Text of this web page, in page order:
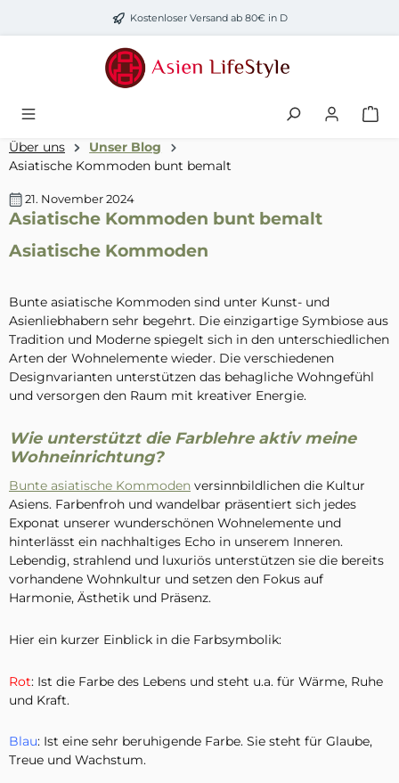
Zum Hauptinhalt springenKostenloser Versand ab 80€ in D
Über uns
Unser Blog
Asiatische Kommoden bunt bemalt
21. November 2024
Asiatische Kommoden bunt bemalt
Asiatische Kommoden
Bunte asiatische Kommoden sind unter Kunst- und
Asienliebhabern sehr begehrt. Die einzigartige Symbiose aus
Tradition und Moderne spiegelt sich in den unterschiedlichen
Arten der Wohnelemente wieder. Die verschiedenen
Designvarianten unterstützen das behagliche Wohngefühl
und versorgen den Raum mit kreativer Energie.
Wie unterstützt die Farblehre aktiv meine
Wohneinrichtung?
Bunte asiatische Kommoden versinnbildlichen die Kultur
Asiens. Farbenfroh und wandelbar präsentiert sich jedes
Exponat unserer wunderschönen Wohnelemente und
hinterlässt ein nachhaltiges Echo in unserem Inneren.
Lebendig, strahlend und luxuriös unterstützen sie die bereits
vorhandene Wohnkultur und setzen den Fokus auf
Harmonie, Ästhetik und Präsenz.
Hier ein kurzer Einblick in die Farbsymbolik:
Rot: Ist die Farbe des Lebens und steht u.a. für Wärme, Ruhe
und Kraft.
Blau: Ist eine sehr beruhigende Farbe. Sie steht für Glaube,
Treue und Wachstum.